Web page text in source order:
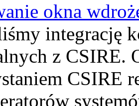
okna
integrację
z CSIRE.
CSIRE